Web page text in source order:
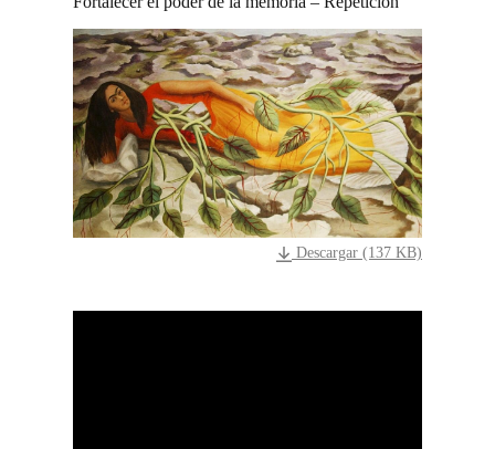
Descargar (137 KB)